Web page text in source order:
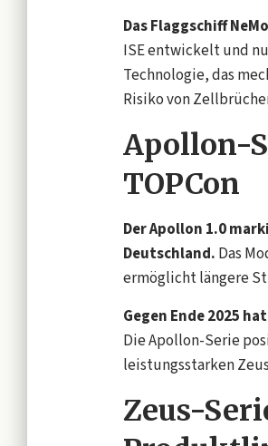
Das Flaggschiff
ISE entwickelt und
Technologie, das
Risiko von
Apollon-
TOPCon
Der Apollon 1.0
Deutschland. Das
ermöglicht längere
Gegen Ende 2025
Die Apollon-Serie
leistungsstarken
Zeus-